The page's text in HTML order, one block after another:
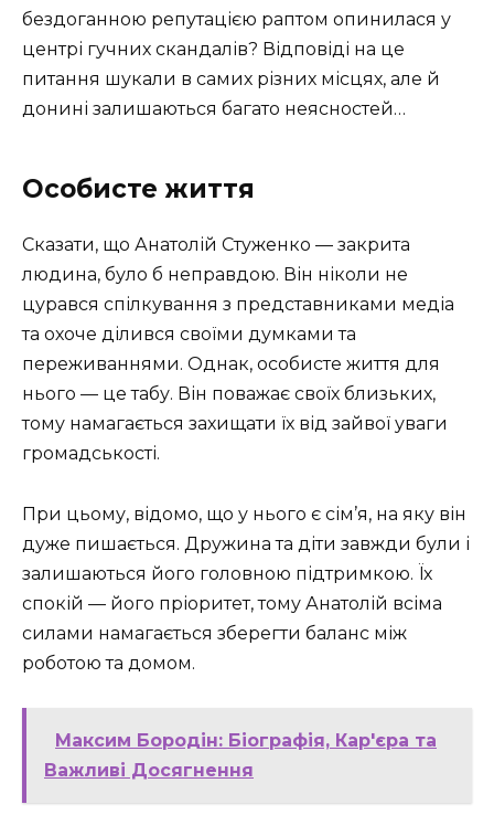
бездоганною репутацією раптом опинилася у
центрі гучних скандалів? Відповіді на це
питання шукали в самих різних місцях, але й
донині залишаються багато неясностей…
Особисте життя
Сказати, що Анатолій Стуженко — закрита
людина, було б неправдою. Він ніколи не
цурався спілкування з представниками медіа
та охоче ділився своїми думками та
переживаннями. Однак, особисте життя для
нього — це табу. Він поважає своїх близьких,
тому намагається захищати їх від зайвої уваги
громадськості.
При цьому, відомо, що у нього є сім’я, на яку він
дуже пишається. Дружина та діти завжди були і
залишаються його головною підтримкою. Їх
спокій — його пріоритет, тому Анатолій всіма
силами намагається зберегти баланс між
роботою та домом.
Максим Бородін: Біографія, Кар'єра та
Важливі Досягнення